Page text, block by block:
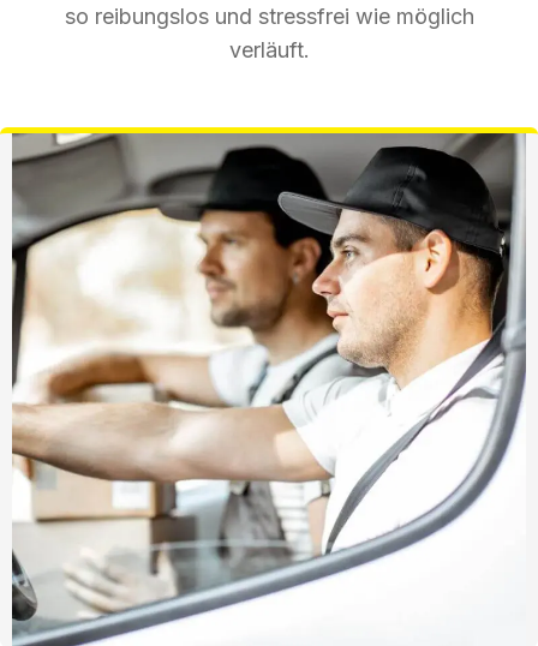
so reibungslos und stressfrei wie möglich
verläuft.